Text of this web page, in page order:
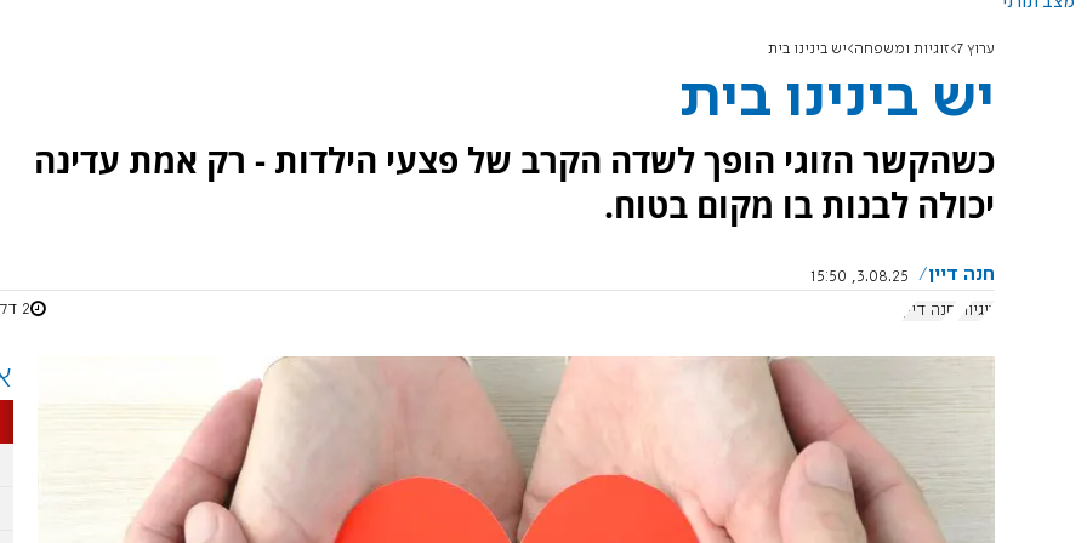
ערוץ 7 זוגיות ומשפחה יש בינינו בית
יש בינינו בית
כשהקשר הזוגי הופך לשדה הקרב של פצעי הילדות - רק אמת עדינה
יכולה לבנות בו מקום בטוח.
חנה דיין
3.08.25, 15:50
זוגיות
חנה דיין 2 דקות